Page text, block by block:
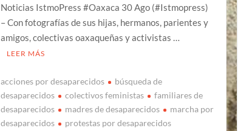
Noticias IstmoPress #Oaxaca 30 Ago (#Istmopress)
– Con fotografías de sus hijas, hermanos, parientes y
amigos, colectivas oaxaqueñas y activistas …
LEER MÁS
acciones por desaparecidos
búsqueda de
desaparecidos
colectivos feministas
familiares de
desaparecidos
madres de desaparecidos
marcha por
desaparecidos
protestas por desaparecidos